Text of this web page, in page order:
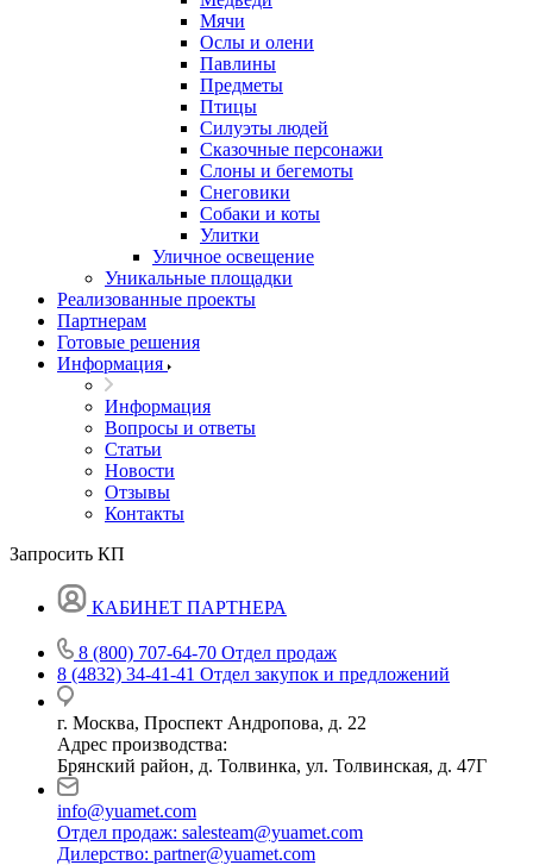
Мячи
Ослы и олени
Павлины
Предметы
Птицы
Силуэты людей
Сказочные персонажи
Слоны и бегемоты
Снеговики
Собаки и коты
Улитки
Уличное освещение
Уникальные площадки
Реализованные проекты
Партнерам
Готовые решения
Информация
Информация
Вопросы и ответы
Статьи
Новости
Отзывы
Контакты
Запросить КП
КАБИНЕТ ПАРТНЕРА
8 (800) 707-64-70 Отдел продаж
8 (4832) 34-41-41 Отдел закупок и предложений
г. Москва, Проспект Андропова, д. 22
Адрес производства:
Брянский район, д. Толвинка, ул. Толвинская, д. 47Г
info@yuamet.com
Отдел продаж: salesteam@yuamet.com
Дилерство: partner@yuamet.com